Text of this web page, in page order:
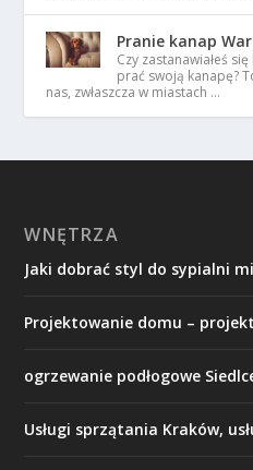
Pranie kanap
Czy zastanawiałeś
prać swoją kanapę?
nas, zwłaszcza w miastach …
WNĘTRZA
Jaki dobrać styl do sypialni
Projektowanie domu –
ogrzewanie podłogowe
Usługi sprzątania Kraków,